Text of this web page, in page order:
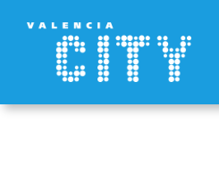
contenido